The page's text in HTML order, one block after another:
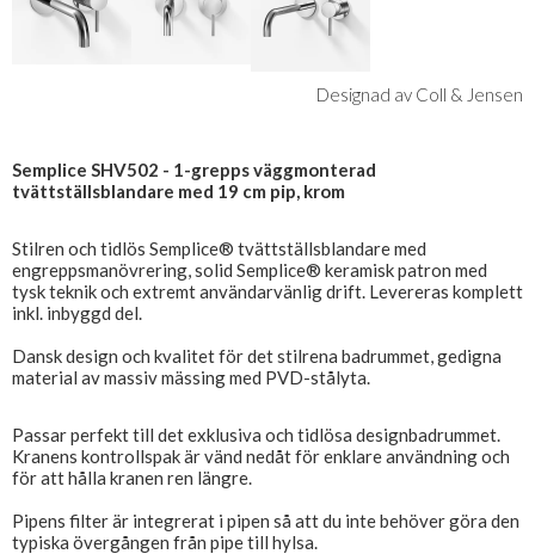
Designad av Coll & Jensen
Semplice SHV502 - 1-grepps väggmonterad
tvättställsblandare med 19 cm pip, krom
Stilren och tidlös Semplice® tvättställsblandare med
engreppsmanövrering, solid Semplice® keramisk patron med
tysk teknik och extremt användarvänlig drift. Levereras komplett
inkl. inbyggd del.
Dansk design och kvalitet för det stilrena badrummet, gedigna
material av massiv mässing med PVD-stålyta.
Passar perfekt till det exklusiva och tidlösa designbadrummet.
Kranens kontrollspak är vänd nedåt för enklare användning och
för att hålla kranen ren längre.
Pipens filter är integrerat i pipen så att du inte behöver göra den
typiska övergången från pipe till hylsa.